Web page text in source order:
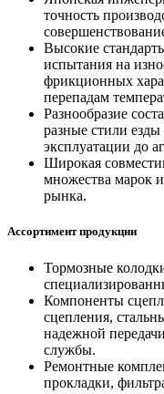
точность
Высокие
испытания на
фрикционных
перепадам
Разнообразие
разные стили
эксплуатации до
Широкая
множества марок
рынка.
Ассортимент продукции
Тормозные
Компоненты
сцепления,
надежной
службы.
Ремонтные
прокладки,